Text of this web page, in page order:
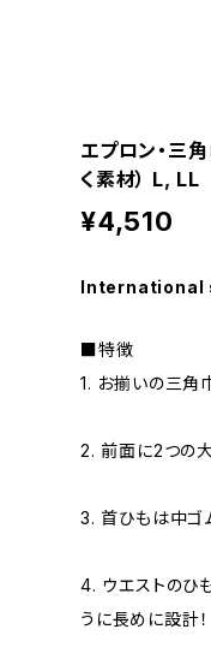
エプロン・三
く素材） L, LL
¥4,510
International
■特徴
1. お揃いの三角
2. 前面に2つの大
3. 首ひもは中ゴ
4. ウエストのひ
うに長めに設計！